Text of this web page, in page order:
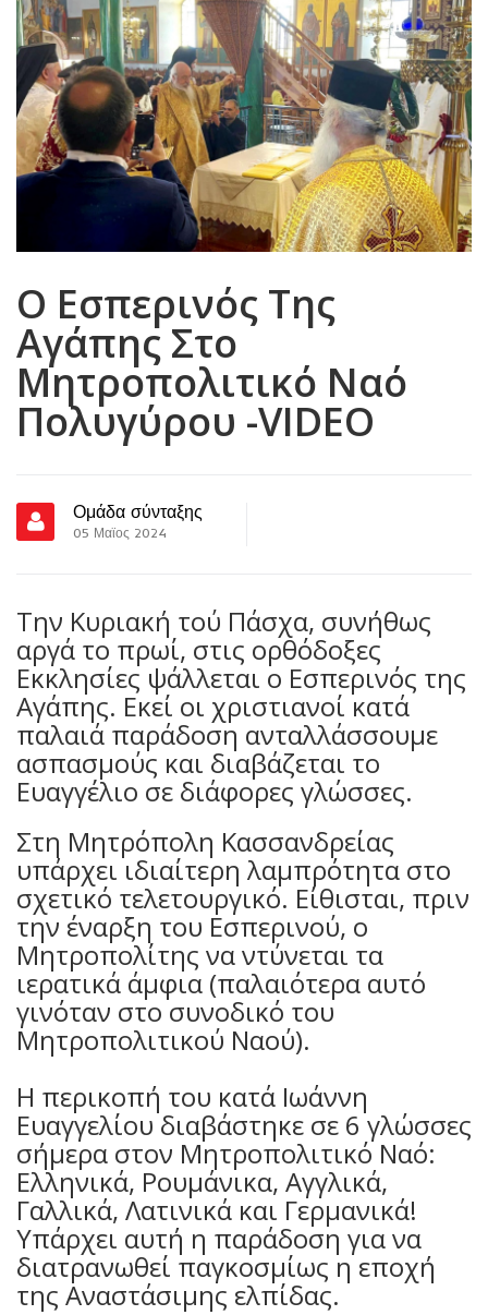
Ο Εσπερινός Της
Αγάπης Στο
Μητροπολιτικό Ναό
Πολυγύρου -VIDEO
Ομάδα σύνταξης
05 Μαϊος 2024
Την Κυριακή τού Πάσχα, συνήθως
αργά το πρωί, στις ορθόδοξες
Εκκλησίες ψάλλεται ο Εσπερινός της
Αγάπης. Εκεί οι χριστιανοί κατά
παλαιά παράδοση ανταλλάσσουμε
ασπασμούς και διαβάζεται το
Ευαγγέλιο σε διάφορες γλώσσες.
Στη Μητρόπολη Κασσανδρείας
υπάρχει ιδιαίτερη λαμπρότητα στο
σχετικό τελετουργικό. Είθισται, πριν
την έναρξη του Εσπερινού, ο
Μητροπολίτης να ντύνεται τα
ιερατικά άμφια (παλαιότερα αυτό
γινόταν στο συνοδικό του
Μητροπολιτικού Ναού).
Η περικοπή του κατά Ιωάννη
Ευαγγελίου διαβάστηκε σε 6 γλώσσες
σήμερα στον Μητροπολιτικό Ναό:
Ελληνικά, Ρουμάνικα, Αγγλικά,
Γαλλικά, Λατινικά και Γερμανικά!
Υπάρχει αυτή η παράδοση για να
διατρανωθεί παγκοσμίως η εποχή
της Αναστάσιμης ελπίδας.